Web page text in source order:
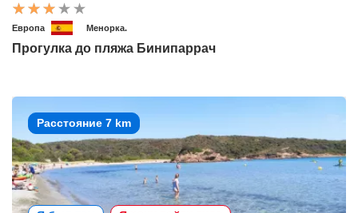
Европа Менорка.
Прогулка до пляжа Бинипаррач
Расстояние 7 km